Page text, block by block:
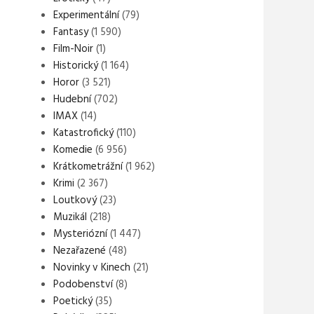
Experimentální(79)
Fantasy(1 590)
Film-Noir(1)
Historický(1 164)
Horor(3 521)
Hudební(702)
IMAX(14)
Katastrofický(110)
Komedie (6 956)
Krátkometrážní(1 962)
Krimi (2 367)
Loutkový(23)
Muzikál (218)
Mysteriózní(1 447)
Nezařazené (48)
Novinky v Kinech (21)
Podobenství(8)
Poetický(35)